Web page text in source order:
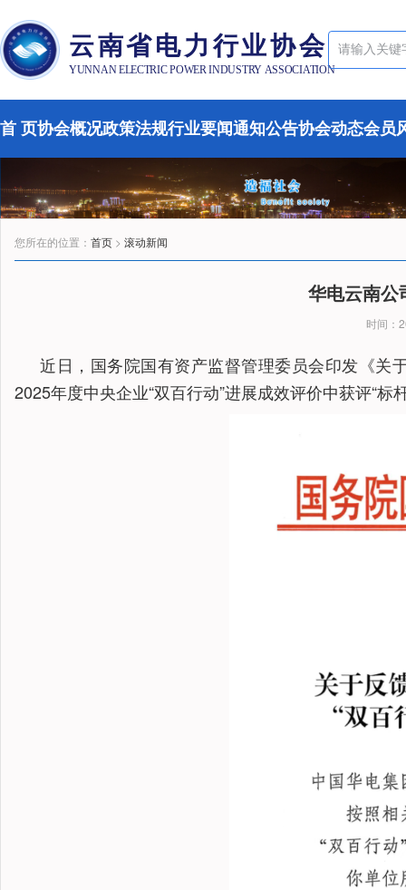
云南省电力行业协会
YUNNAN ELECTRIC POWER INDUSTRY ASSOCIATION
首 页协会概况政策法规行业要闻通知公告协会动态会员
您所在的位置： 首页 > 滚动新闻
华电云南公
时间：
近日，国务院国有资产监督管理委员会印发《关
2025年度中央企业“双百行动”进展成效评价中获评“标